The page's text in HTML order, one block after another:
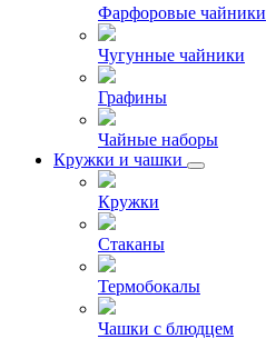
Фарфоровые чайники
Чугунные чайники
Графины
Чайные наборы
Кружки и чашки
Кружки
Стаканы
Термобокалы
Чашки с блюдцем